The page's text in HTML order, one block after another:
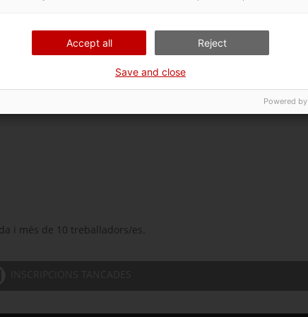
Apunta’t ara a la sessió!
i més de 10 treballadors/es.
Accept all Reject
Save and close
Powered by